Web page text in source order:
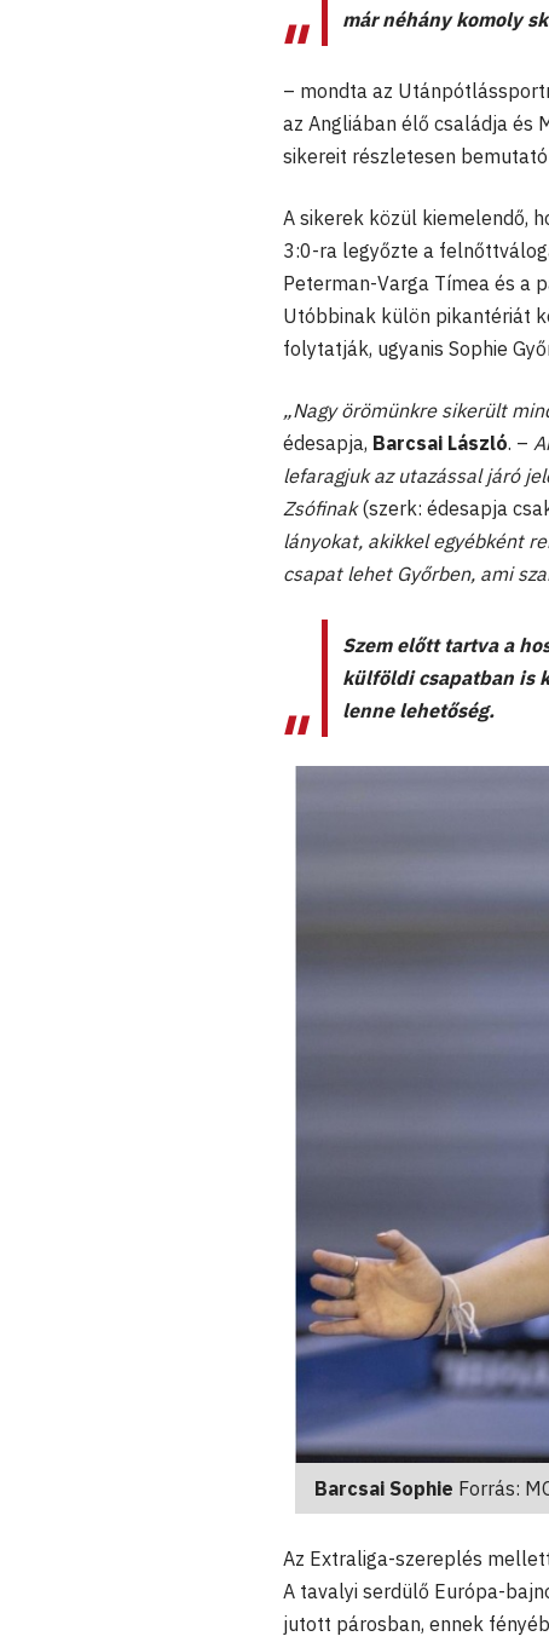
már néhány komoly
– mondta az
az Angliában élő családja és
sikereit részletesen
A sikerek közül kiemelendő,
3:0-ra legyőzte a
Peterman-Varga Tímea és a
Utóbbinak külön pikantériát
folytatják, ugyanis Sophie
„Nagy örömünkre sikerült
édesapja, Barcsai László. –
lefaragjuk az utazással járó
Zsófinak(szerk: édesapja
lányokat, akikkel egyébként
csapat lehet Győrben, ami
Szem előtt tartva a
külföldi csapatban is
lenne lehetőség.
Barcsai Sophie Forrás:
Az Extraliga-szereplés
A tavalyi serdülő Európa-
jutott párosban, ennek